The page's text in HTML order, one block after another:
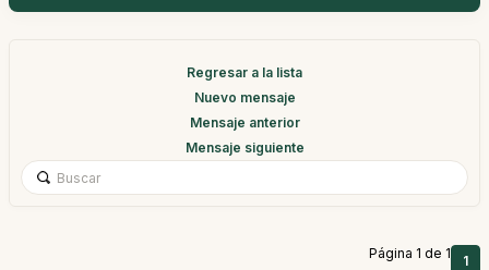
Regresar a la lista
Nuevo mensaje
Mensaje anterior
Mensaje siguiente
Página 1 de 1 1